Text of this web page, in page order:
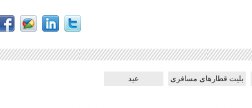
بلیت قطارهای مسافری عید